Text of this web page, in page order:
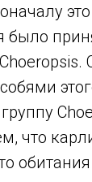
было
что